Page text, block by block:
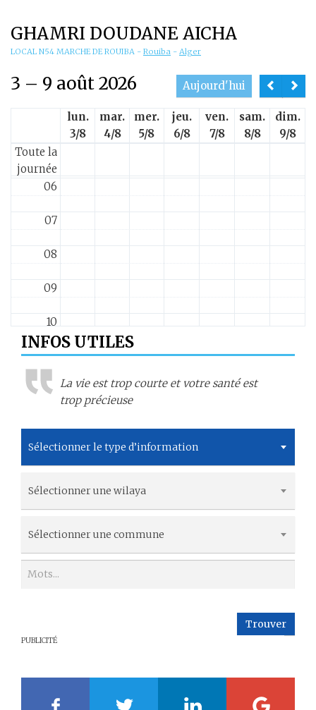
GHAMRI DOUDANE AICHA
LOCAL N54 MARCHE DE ROUIBA - Rouiba - Alger
3 – 9 août 2026 Aujourd'hui
lun.
3/8
mar.
4/8
mer.
5/8
jeu.
6/8
ven.
7/8
sam.
8/8
dim.
9/8
Toute la
journée
02
03
05
06
07
08
09
10
11
12
15
17
INFOS UTILES
La vie est trop courte et votre santé est
trop précieuse
Sélectionner le type d’information
Sélectionner une wilaya
Sélectionner une commune
Trouver
PUBLICITÉ